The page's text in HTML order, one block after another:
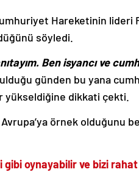
Hareketinin lideri
söyledi.
Ben isyancı ve
günden bu yana
yükseldiğine dikkati çekti.
örnek olduğunu
oynayabilir ve bizi